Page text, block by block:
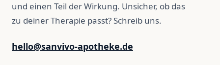
und einen Teil der Wirkung. Unsicher, ob das
zu deiner Therapie passt? Schreib uns.
hello@sanvivo-apotheke.de